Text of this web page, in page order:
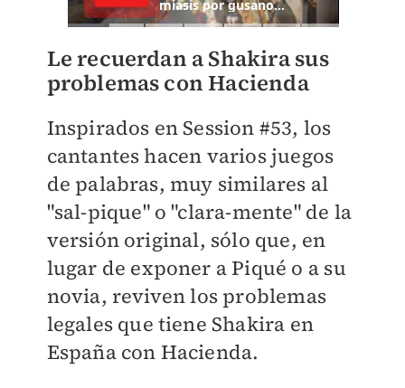
Le recuerdan a Shakira sus
problemas con Hacienda
Inspirados en Session #53, los
cantantes hacen varios juegos
de palabras, muy similares al
"sal-pique" o "clara-mente" de la
versión original, sólo que, en
lugar de exponer a Piqué o a su
novia, reviven los problemas
legales que tiene Shakira en
España con Hacienda.